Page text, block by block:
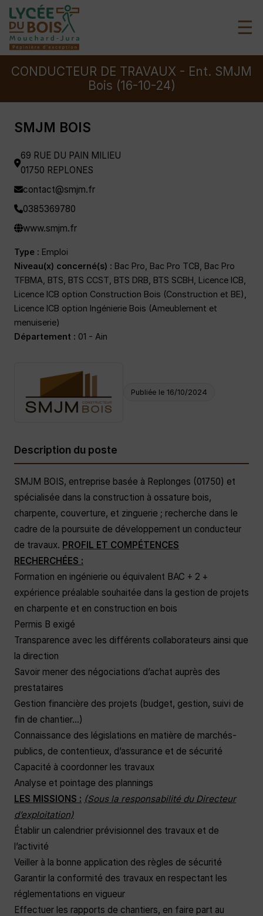
☰
CONDUCTEUR DE TRAVAUX - Ent. SMJM
Bois (16-10-24)
SMJM BOIS
69 RUE DU PAIN MILIEU
01750 REPLONES
contact@smjm.fr
0385369780
www.smjm.fr
Type : Emploi
Niveau(x) concerné(s) : Bac Pro, Bac Pro TCB, Bac Pro
TFBMA, BTS, BTS CCST, BTS DRB, BTS SCBH, Licence ICB,
Licence ICB option Construction Bois (Construction et BE),
Licence ICB option Ingénierie Bois (Ameublement et
menuiserie)
Département : 01 - Ain
Publiée le 16/10/2024
Description du poste
SMJM BOIS, entreprise basée à Replonges (01750) et
spécialisée dans la construction à ossature bois,
charpente, couverture, et zinguerie ; recherche dans le
cadre de la poursuite de développement un conducteur
de travaux. PROFIL ET COMPÉTENCES
RECHERCHÉES :
Formation en ingénierie ou équivalent BAC + 2 +
expérience préalable souhaitée dans la gestion de projets
en charpente et en construction en bois
Permis B exigé
Transparence avec les différents collaborateurs ainsi que
la direction
Savoir mener des négociations d’achat auprès des
prestataires
Gestion financière des projets (budget, gestion, suivi de
fin de chantier…)
Connaissance des législations en matière de marchés-
publics, de contentieux, d’assurance et de sécurité
Capacité à coordonner les travaux
Analyse et pointage des plannings
LES MISSIONS : (Sous la responsabilité du Directeur
d’exploitation)
Établir un calendrier prévisionnel des travaux et de
l’activité
Veiller à la bonne application des règles de sécurité
Garantir la conformité des travaux en respectant les
réglementations en vigueur
Effectuer les rapports de chantiers, en faire part au